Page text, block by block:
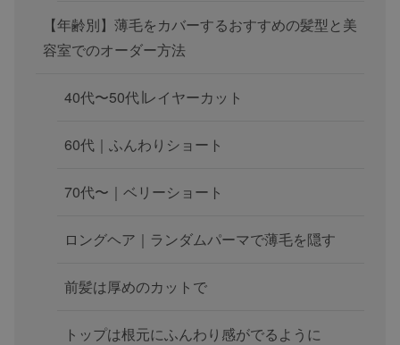
【年齢別】薄毛をカバーするおすすめの髪型と美
容室でのオーダー方法
40代〜50代∣レイヤーカット
60代｜ふんわりショート
70代〜｜ベリーショート
ロングヘア｜ランダムパーマで薄毛を隠す
前髪は厚めのカットで
トップは根元にふんわり感がでるように